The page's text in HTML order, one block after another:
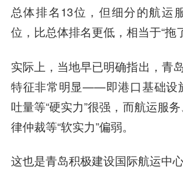
总体排名13位，但细分的航运
位，比总体排名更低，相当于“拖
实际上，当地早已明确指出，青
特征非常明显——即港口基础设
吐量等“硬实力”很强，而航运服
律仲裁等“软实力”偏弱。
这也是青岛积极建设国际航运中心